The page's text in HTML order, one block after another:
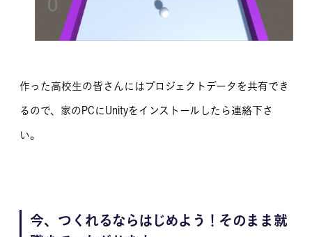
作った高校生の皆さんにはプロジェクトデータを共有でき
るので、家のPCにUnityをインストールしたら連絡下さ
い。
今、つくれるならはじめよう！そのまま就